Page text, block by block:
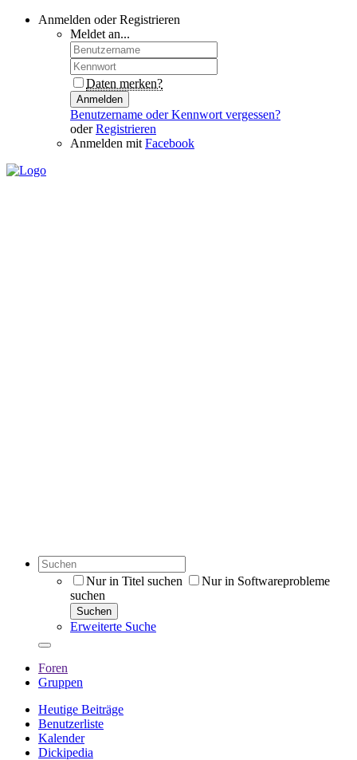
Anmelden oder Registrieren
Meldet an...
Daten merken?
Anmelden
Benutzername oder Kennwort vergessen?
oderRegistrieren
Anmelden mit Facebook
Nur in Titel suchen
Nur in Softwareprobleme
suchen
Suchen
Erweiterte Suche
Foren
Gruppen
Heutige Beiträge
Benutzerliste
Kalender
Dickipedia